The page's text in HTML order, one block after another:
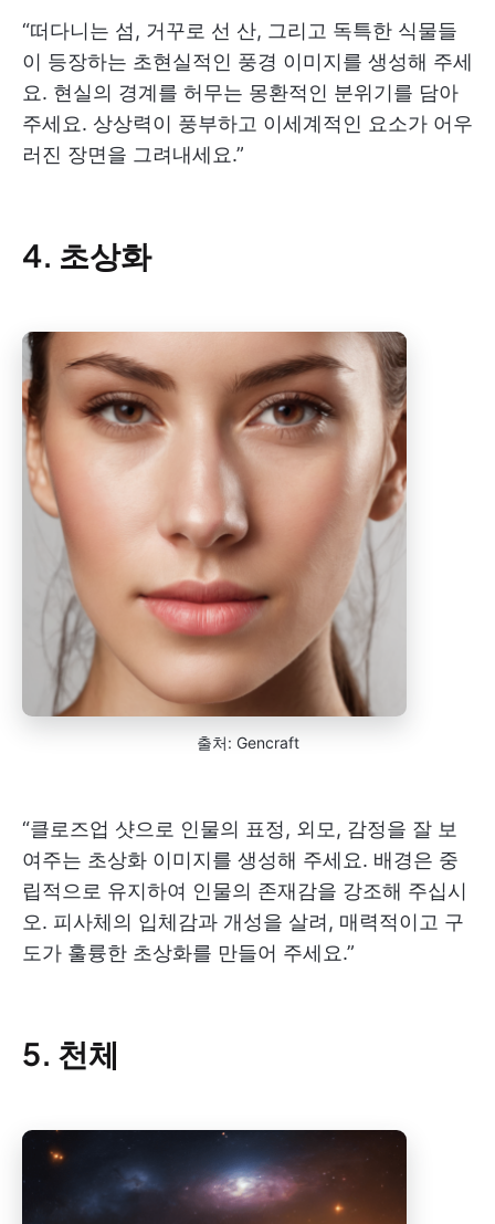
“떠다니는 섬, 거꾸로 선 산, 그리고 독특한 식물들
이 등장하는 초현실적인 풍경 이미지를 생성해 주세
요. 현실의 경계를 허무는 몽환적인 분위기를 담아
주세요. 상상력이 풍부하고 이세계적인 요소가 어우
러진 장면을 그려내세요.”
4. 초상화
출처: Gencraft
“클로즈업 샷으로 인물의 표정, 외모, 감정을 잘 보
여주는 초상화 이미지를 생성해 주세요. 배경은 중
립적으로 유지하여 인물의 존재감을 강조해 주십시
오. 피사체의 입체감과 개성을 살려, 매력적이고 구
도가 훌륭한 초상화를 만들어 주세요.”
5. 천체